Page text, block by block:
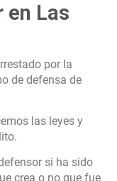
en Las
por la
de defensa de
las leyes y
si ha sido
crea o no que fue